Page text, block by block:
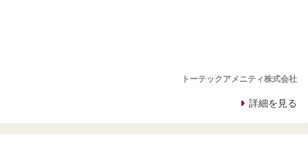
トーテックアメニティ株式会社
詳細を見る